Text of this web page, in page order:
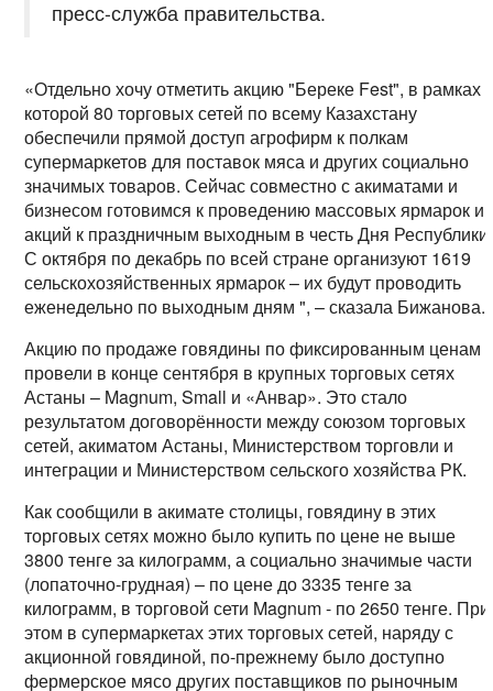
пресс-служба правительства.
«Отдельно хочу отметить акцию "Береке Fest", в рамках
которой 80 торговых сетей по всему Казахстану
обеспечили прямой доступ агрофирм к полкам
супермаркетов для поставок мяса и других социально
значимых товаров. Сейчас совместно с акиматами и
бизнесом готовимся к проведению массовых ярмарок и
акций к праздничным выходным в честь Дня Республики.
С октября по декабрь по всей стране организуют 1619
сельскохозяйственных ярмарок – их будут проводить
еженедельно по выходным дням ", – сказала Бижанова.
Акцию по продаже говядины по фиксированным ценам
провели в конце сентября в крупных торговых сетях
Астаны – Magnum, Small и «Анвар». Это стало
результатом договорённости между союзом торговых
сетей, акиматом Астаны, Министерством торговли и
интеграции и Министерством сельского хозяйства РК.
Как сообщили в акимате столицы, говядину в этих
торговых сетях можно было купить по цене не выше
3800 тенге за килограмм, а социально значимые части
(лопаточно-грудная) – по цене до 3335 тенге за
килограмм, в торговой сети Magnum - по 2650 тенге. При
этом в супермаркетах этих торговых сетей, наряду с
акционной говядиной, по-прежнему было доступно
фермерское мясо других поставщиков по рыночным